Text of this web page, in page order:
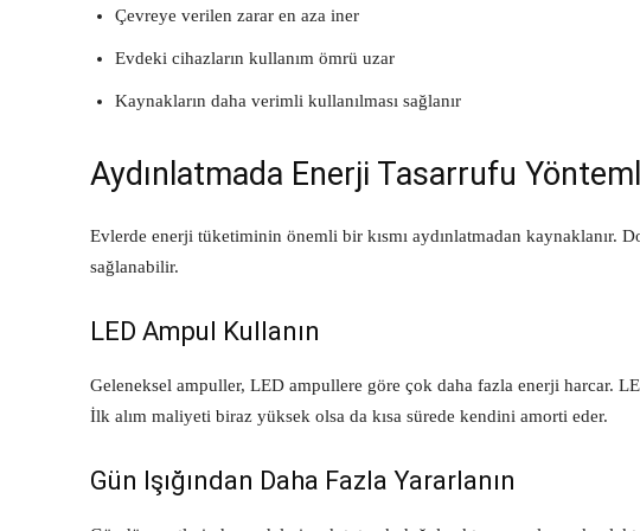
Çevreye verilen zarar en aza iner
Evdeki cihazların kullanım ömrü uzar
Kaynakların daha verimli kullanılması sağlanır
Aydınlatmada Enerji Tasarrufu
Evlerde enerji tüketiminin önemli bir kısmı aydınlatmadan kaynaklanır.
sağlanabilir.
LED Ampul Kullanın
Geleneksel ampuller, LED ampullere göre çok daha fazla enerji harcar.
İlk alım maliyeti biraz yüksek olsa da kısa sürede kendini amorti eder.
Gün Işığından Daha Fazla Yararlanın